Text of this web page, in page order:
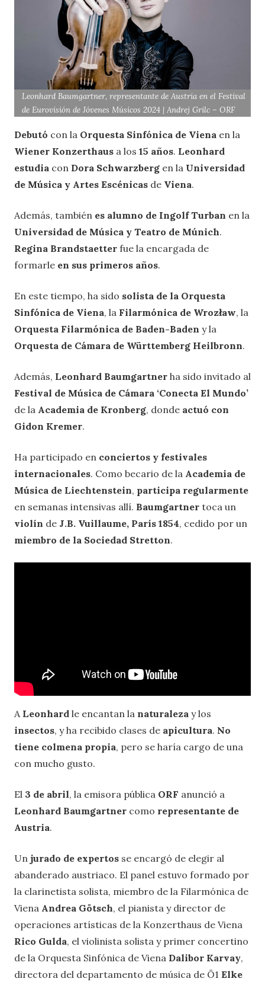
Leonhard Baumgartner, representante de Austria en el Festival
de Eurovisión de Jóvenes Músicos 2024 | Andrej Grilc – ORF
Debutó con la Orquesta Sinfónica de Viena en la
Wiener Konzerthaus a los 15 años. Leonhard
estudia con Dora Schwarzberg en la Universidad
de Música y Artes Escénicas de Viena.
Además, también es alumno de Ingolf Turban en la
Universidad de Música y Teatro de Múnich.
Regina Brandstaetter fue la encargada de
formarle en sus primeros años.
En este tiempo, ha sido solista de la Orquesta
Sinfónica de Viena, la Filarmónica de Wrozław, la
Orquesta Filarmónica de Baden-Baden y la
Orquesta de Cámara de Württemberg Heilbronn.
Además, Leonhard Baumgartner ha sido invitado al
Festival de Música de Cámara ‘Conecta El Mundo’
de la Academia de Kronberg, donde actuó con
Gidon Kremer.
Ha participado en conciertos y festivales
internacionales. Como becario de la Academia de
Música de Liechtenstein, participa regularmente
en semanas intensivas allí. Baumgartner toca un
violín de J.B. Vuillaume, París 1854, cedido por un
miembro de la Sociedad Stretton.
A Leonhard le encantan la naturaleza y los
insectos, y ha recibido clases de apicultura. No
tiene colmena propia, pero se haría cargo de una
con mucho gusto.
El 3 de abril, la emisora pública ORF anunció a
Leonhard Baumgartner como representante de
Austria.
Un jurado de expertos se encargó de elegir al
abanderado austriaco. El panel estuvo formado por
la clarinetista solista, miembro de la Filarmónica de
Viena Andrea Götsch, el pianista y director de
operaciones artísticas de la Konzerthaus de Viena
Rico Gulda, el violinista solista y primer concertino
de la Orquesta Sinfónica de Viena Dalibor Karvay,
directora del departamento de música de Ö1 Elke